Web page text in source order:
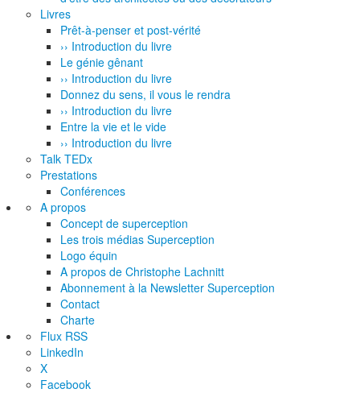
Livres
Prêt-à-penser et post-vérité
›› Introduction du livre
Le génie gênant
›› Introduction du livre
Donnez du sens, il vous le rendra
›› Introduction du livre
Entre la vie et le vide
›› Introduction du livre
Talk TEDx
Prestations
Conférences
A propos
Concept de superception
Les trois médias Superception
Logo équin
A propos de Christophe Lachnitt
Abonnement à la Newsletter Superception
Contact
Charte
Flux RSS
LinkedIn
X
Facebook